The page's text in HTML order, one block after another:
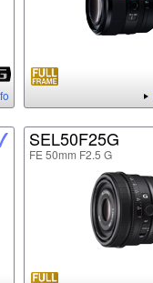
SEL50F25G
FE 50mm F2.5 G